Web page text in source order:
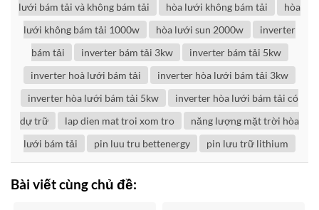
lưới bám tải và không bám tải
hòa lưới không bám tải
hòa
lưới không bám tải 1000w
hòa lưới sun 2000w
inverter
bám tải
inverter bám tải 3kw
inverter bám tải 5kw
inverter hoà lưới bám tải
inverter hòa lưới bám tải 3kw
inverter hòa lưới bám tải 5kw
inverter hòa lưới bám tải có
dự trữ
lap dien mat troi xom tro
năng lượng mặt trời hòa
lưới bám tải
pin luu tru bettenergy pin lưu trữ lithium
Bài viết cùng chủ đề: